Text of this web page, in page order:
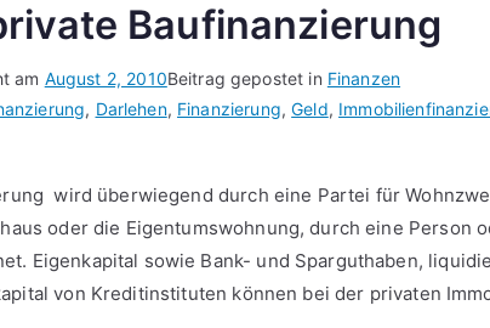
Baufinanzierung
am August 2, 2010Beitrag gepostet in Finanzen
, Darlehen, Finanzierung,Geld,
wird überwiegend durch eine Partei für
oder die Eigentumswohnung, durch eine Person
Eigenkapital sowie Bank- und Sparguthaben,
von Kreditinstituten können bei der privaten